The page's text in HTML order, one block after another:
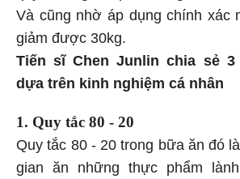
Và cũng nhờ áp dụng chính xác
giảm được 30kg.
Tiến sĩ Chen Junlin chia sẻ 3
dựa trên kinh nghiệm cá nhân
1. Quy tắc 80 - 20
Quy tắc 80 - 20 trong bữa ăn đó
gian ăn những thực phẩm